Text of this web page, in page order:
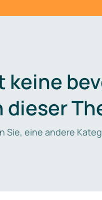
keine
dieser
Sie, eine andere